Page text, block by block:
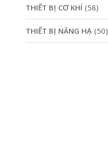
THIẾT BỊ CƠ KHÍ (58)
THIẾT BỊ NÂNG HẠ (50)